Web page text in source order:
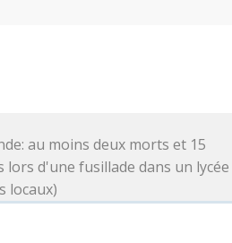
au moins deux morts et 15
lors d'une fusillade dans un lycée
locaux)